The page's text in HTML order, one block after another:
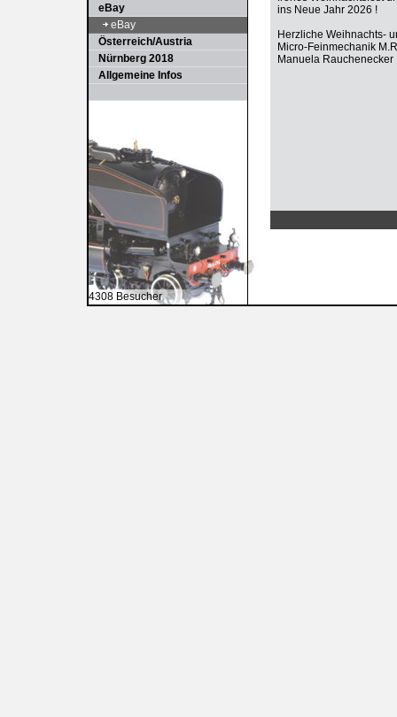
eBay
eBay
Österreich/Austria
Nürnberg 2018
Allgemeine Infos
ins Neue Jahr 2026 !
Herzliche Weihnachts-
Micro-Feinmechanik
Manuela Rauchenecker
4308 Besucher